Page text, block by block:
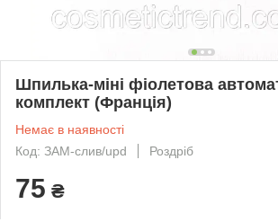
Шпилька-міні фіолетова
комплект (Франція)
Немає в наявності
Код: ЗАМ-слив/upd
Роздріб
75 ₴